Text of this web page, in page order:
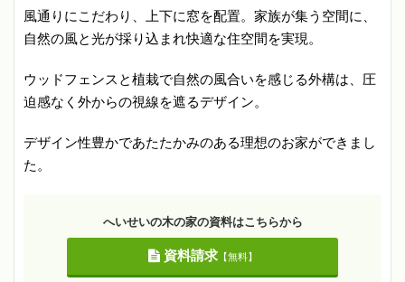
風通りにこだわり、上下に窓を配置。家族が集う空間に、
自然の風と光が採り込まれ快適な住空間を実現。
ウッドフェンスと植栽で自然の風合いを感じる外構は、圧
迫感なく外からの視線を遮るデザイン。
デザイン性豊かであたたかみのある理想のお家ができまし
た。
へいせいの木の家の資料はこちらから
資料請求【無料】